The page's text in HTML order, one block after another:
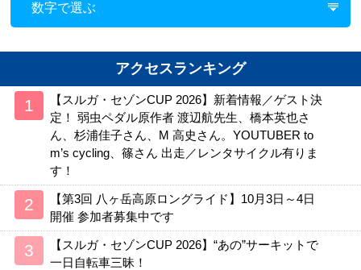
数字で選ぶ
アクセスランキング
【スルガ・セゾンCUP 2026】新着情報／ゲスト決
定！ 弱虫ペダル原作者 渡辺航先生、橋本英也さ
ん、杉浦佳子さん、M 高史さん。YOUTUBER to
m’s cycling、篠さん 出走／レンタサイクル有りま
す！
【第3回 八ヶ岳高原ロングライド】10月3日～4日
開催 参加者募集中です
【スルガ・セゾンCUP 2026】“あの”サーキットで
一日自転車三昧！